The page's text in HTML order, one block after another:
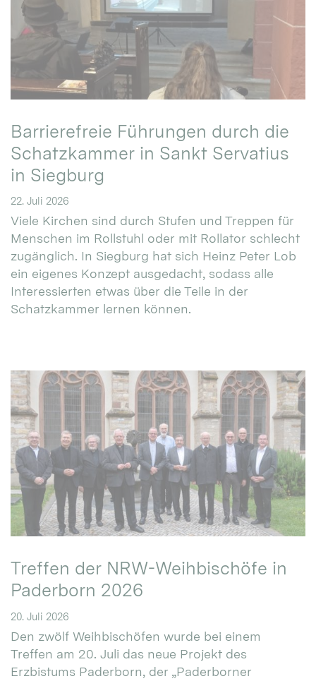
Barrierefreie Führungen durch die
Schatzkammer in Sankt Servatius
in Siegburg
22. Juli 2026
Viele Kirchen sind durch Stufen und Treppen für
Menschen im Rollstuhl oder mit Rollator schlecht
zugänglich. In Siegburg hat sich Heinz Peter Lob
ein eigenes Konzept ausgedacht, sodass alle
Interessierten etwas über die Teile in der
Schatzkammer lernen können.
Treffen der NRW-Weihbischöfe in
Paderborn 2026
20. Juli 2026
Den zwölf Weihbischöfen wurde bei einem
Treffen am 20. Juli das neue Projekt des
Erzbistums Paderborn, der „Paderborner